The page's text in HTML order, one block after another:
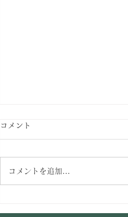
コメント
コメントを追加…